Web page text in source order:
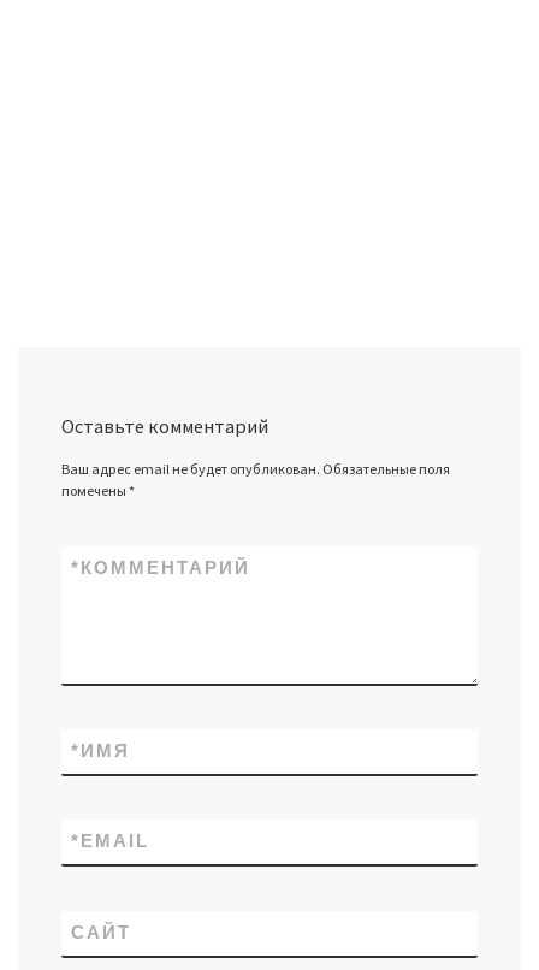
Оставьте комментарий
Ваш адрес email не будет опубликован. Обязательные поля
помечены*
КОММЕНТАРИЙ
*
ИМЯ
*
EMAIL
*
САЙТ